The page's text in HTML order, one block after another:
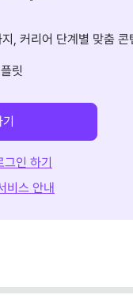
, 커리어 단계별 맞춤 콘
릿
그인 하기
비스 안내